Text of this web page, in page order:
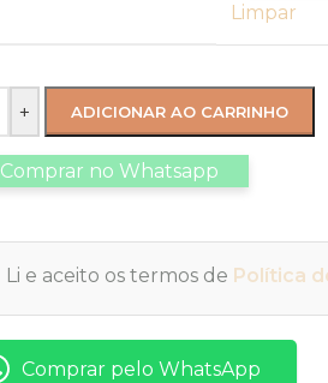
Limpar
+ ADICIONAR AO CARRINHO
Comprar no Whatsapp
Li e aceito os termos de Política
Comprar pelo WhatsApp